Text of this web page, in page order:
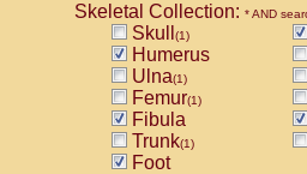
Skeletal Collection: * AND
Skull (1)
Humerus
Ulna(1)
Femur(1)
Fibula
Trunk(1)
Foot